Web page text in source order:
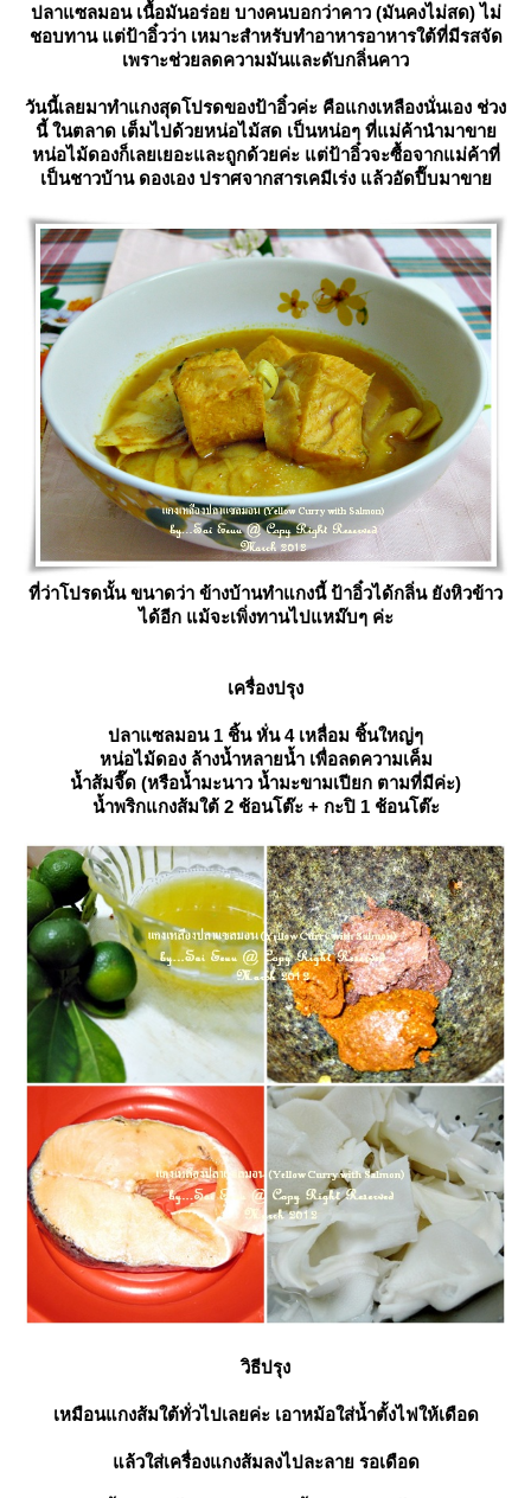
ปลาแซลมอน เนื้อมันอร่อย บางคนบอกว่าคาว (มันคงไม่สด) ไม่
ชอบทาน แต่ป้าอิ๋วว่า เหมาะสำหรับทำอาหารอาหารใต้ที่มีรสจัด
เพราะช่วยลดความมันและดับกลิ่นคาว
วันนี้เลยมาทำแกงสุดโปรดของป้าอิ๋วค่ะ คือแกงเหลืองนั่นเอง ช่วง
นี้ ในตลาด เต็มไปด้วยหน่อไม้สด เป็นหน่อๆ ที่แม่ค้านำมาขา
หน่อไม้ดองก็เลยเยอะและถูกด้วยค่ะ แต่ป้าอิ๋วจะซื้อจากแม่ค้าที่
เป็นชาวบ้าน ดองเอง ปราศจากสารเคมีเร่ง แล้วอัดปี๊บมาขา
ที่ว่าโปรดนั้น ขนาดว่า ข้างบ้านทำแกงนี้ ป้าอิ๋วได้กลิ่น ยังหิวข้าว
ได้อีก แม้จะเพิ่งทานไปแหม๊บๆ ค่ะ
เครื่องปรุง
ปลาแซลมอน 1 ชิ้น หั่น 4 เหลื่อม ชิ้นใหญ่ๆ
หน่อไม้ดอง ล้างน้ำหลายน้ำ เพื่อลดความเค็ม
น้ำส้มจี๊ด (หรือน้ำมะนาว น้ำมะขามเปียก ตามที่มีค่ะ)
น้ำพริกแกงส้มใต้ 2 ช้อนโต๊ะ + กะปิ 1 ช้อนโต๊ะ
วิธีปรุง
เหมือนแกงส้มใต้ทั่วไปเลยค่ะ เอาหม้อใส่น้ำตั้งไฟให้เดือด
ล้วใส่เครื่องแกงส้มลงไปละลาย รอเดือด